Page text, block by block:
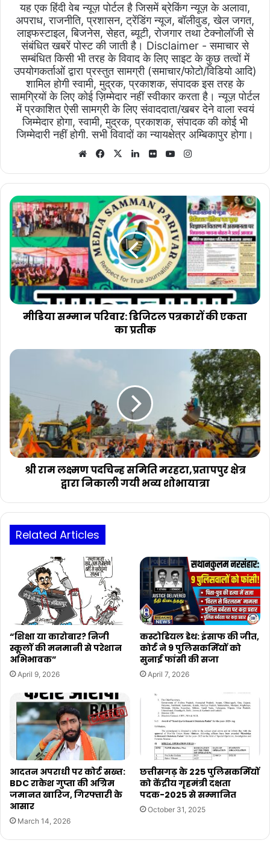
यह एक हिंदी वेब न्यूज़ पोर्टल है जिसमें ब्रेकिंग न्यूज़ के अलावा,
अपराध, राजनीति, प्रशासन, ट्रेंडिंग न्यूज, बॉलीवुड, खेल जगत,
लाइफस्टाइल, बिजनेस, सेहत, ब्यूटी, रोजगार तथा टेक्नोलॉजी से
संबंधित खबरें पोस्ट की जाती है। Disclaimer - समाचार से
सम्बंधित किसी भी तरह के विवाद के लिए साइट के कुछ तत्वों में
उपयोगकर्ताओं द्वारा प्रस्तुत सामग्री (समाचार/फोटो/विडियो आदि)
शामिल होगी स्वामी, मुद्रक, प्रकाशक, संपादक इस तरह के
सामग्रियों के लिए कोई ज़िम्मेदार नहीं स्वीकार करता है। न्यूज़ पोर्टल
में प्रकाशित ऐसी सामग्री के लिए संवाददाता/खबर देने वाला स्वयं
जिम्मेदार होगा, स्वामी, मुद्रक, प्रकाशक, संपादक की कोई भी
जिम्मेदारी नहीं होगी. सभी विवादों का न्यायक्षेत्र अम्बिकापुर होगा।
WebsiteFacebook
X LinkedIn
Flickr YouTube
मीडिया
सम्मान
परिवार:
डिजिटल
पत्रकारों
की
एकता
का
प्रतीक
मीडिया सम्मान परिवार: डिजिटल पत्रकारों की एकता
का प्रतीक
श्री
पदचिन्ह
समिति
मरहटा,प्रतापपुर
क्षेत्र
द्वारा
निकाली
श्री राम लक्ष्मण पदचिन्ह समिति मरहटा,प्रतापपुर क्षेत्र
द्वारा निकाली गयी भव्य शोभायात्रा
Related Articles
“शिक्षा या कारोबार? निजी
स्कूलों की मनमानी से परेशान
अभिभावक”
April 9, 2026
कस्टोडियल डेथ: इंसाफ की जीत,
कोर्ट ने 9 पुलिसकर्मियों को
सुनाई फांसी की सजा
April 7, 2026
आदतन अपराधी पर कोर्ट सख्त:
BDC राकेश गुप्ता की अग्रिम
जमानत खारिज, गिरफ्तारी के
आसार
March 14, 2026
छत्तीसगढ़ के 225 पुलिसकर्मियों
को केंद्रीय गृहमंत्री दक्षता
पदक-2025 से सम्मानित
October 31, 2025